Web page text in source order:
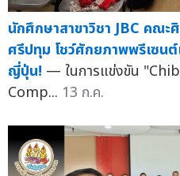
นักศึกษาสาขาวิชา JBC คณ
ศรีปทุม โชว์ศักยภาพพรีเซน
ญี่ปุ่น! — ในการแข่งขัน
Comp... 13 ก.ค.